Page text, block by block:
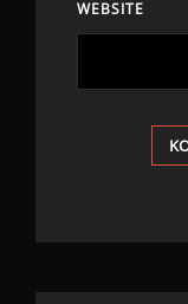
WEBSITE